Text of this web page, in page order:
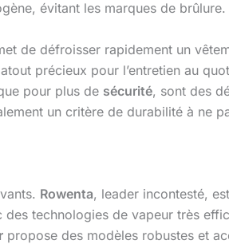
évitant les marques de brûlure.
de défroisser rapidement un
précieux pour l’entretien au
pour plus de sécurité, sont des
un critère de durabilité à ne
Rowenta, leader incontesté,
technologies de vapeur très
propose des modèles robustes et